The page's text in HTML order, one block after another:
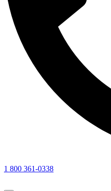
1 800 361-0338